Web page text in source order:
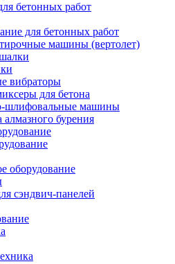
бетонных работ
для бетонных работ
машины (вертолет)
вибраторы
для бетона
шлифовальные машины
алмазного бурения
оборудование
сэндвич-панелей